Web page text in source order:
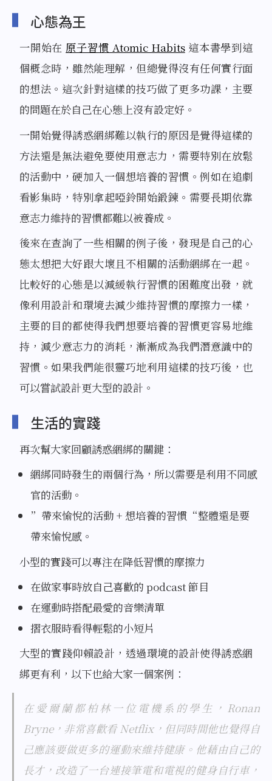
心態為王
一開始在 原子習慣 Atomic Habits這本書學到這
個概念時，雖然能理解，但總覺得沒有任何實行面
的想法。這次針對這樣的技巧做了更多功課，主要
的問題在於自己在心態上沒有設定好。
一開始覺得誘惑綑綁難以執行的原因是覺得這樣的
方法還是無法避免要使用意志力，需要特別在放鬆
的活動中，硬加入一個想培養的習慣。例如在追劇
看影集時，特別拿起啞鈴開始鍛鍊。需要長期依靠
意志力維持的習慣都難以被養成。
後來在查詢了一些相關的例子後，發現是自己的心
態太想把大好跟大壞且不相關的活動綑綁在一起。
比較好的心態是以減緩執行習慣的困難度出發，就
像利用設計和環境去減少維持習慣的摩擦力一樣，
主要的目的都使得我們想要培養的習慣更容易地維
持，減少意志力的消耗，漸漸成為我們潛意識中的
習慣。如果我們能很靈巧地利用這樣的技巧後，也
可以嘗試設計更大型的設計。
生活的實踐
再次幫大家回顧誘惑綑綁的關鍵：
綑綁同時發生的兩個行為，所以需要是利用不同感
官的活動。
”帶來愉悅的活動 + 想培養的習慣“整體還是要
帶來愉悅感。
小型的實踐可以專注在降低習慣的摩擦力
在做家事時放自己喜歡的 podcast 節目
在運動時搭配最愛的音樂清單
摺衣服時看得輕鬆的小短片
大型的實踐仰賴設計，透過環境的設計使得誘惑綑
綁更有利，以下也給大家一個案例：
在愛爾蘭都柏林一位電機系的學生，Ronan
Bryne，非常喜歡看 Netflix，但同時間他也覺得自
己應該要做更多的運動來維持健康。他藉由自己的
長才，改造了一台連接筆電和電視的健身自行車，